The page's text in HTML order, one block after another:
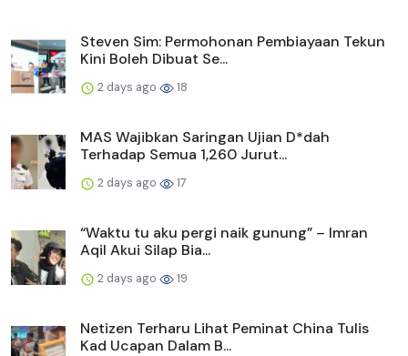
Steven Sim: Permohonan Pembiayaan Tekun
Kini Boleh Dibuat Se...
2 days ago 18
MAS Wajibkan Saringan Ujian D*dah
Terhadap Semua 1,260 Jurut...
2 days ago 17
“Waktu tu aku pergi naik gunung” – Imran
Aqil Akui Silap Bia...
2 days ago 19
Netizen Terharu Lihat Peminat China Tulis
Kad Ucapan Dalam B...